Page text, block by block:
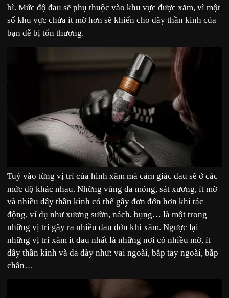
bì. Mức độ đau sẽ phụ thuộc vào khu vực được xăm, vì một
số khu vực chứa ít mỡ hơn sẽ khiến cho dây thần kinh của
bạn dễ bị tổn thương.
Tuỳ vào từng vị trí của hình xăm mà cảm giác đau sẽ ở các
mức độ khác nhau. Những vùng da mỏng, sát xương, ít mỡ
và nhiều dây thần kinh có thể gây đơn đớn hơn khi tác
động, ví dụ như xương sườn, nách, bụng… là một trong
những vị trí gây ra nhiều đau đớn khi xăm. Ngược lại
những vị trí xăm ít đau nhất là những nơi có nhiều mỡ, ít
dây thần kinh và da dày như: vai ngoài, bắp tay ngoài, bắp
chân…